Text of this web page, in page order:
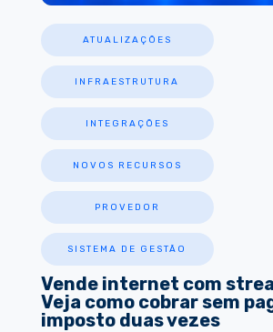
ATUALIZAÇÕES
INFRAESTRUTURA
INTEGRAÇÕES
NOVOS RECURSOS
PROVEDOR
SISTEMA DE GESTÃO
Vende internet com
Veja como cobrar sem
imposto duas vezes